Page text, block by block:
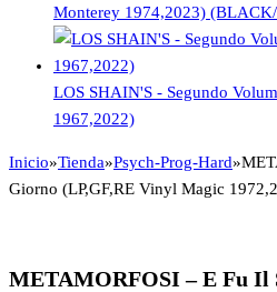
Monterey 1974,2023)
LOS SHAIN'S - Segundo
1967,2022)
Inicio»Tienda»Psych-Prog-Hard»
Giorno (LP,GF,RE Vinyl Magic
METAMORFOSI – E Fu Il